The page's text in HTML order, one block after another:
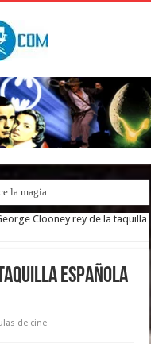
la magia
Clooney rey de la taquilla
española
de cine